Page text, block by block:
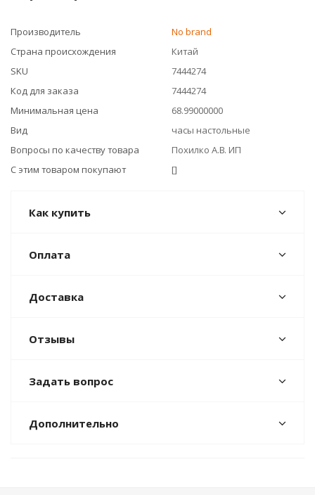
Производитель
No brand
Страна происхождения
Китай
SKU
7444274
Код для заказа
7444274
Минимальная цена
68.99000000
Вид
часы настольные
Вопросы по качеству товара
Похилко А.В. ИП
С этим товаром покупают
[]
Как купить
Оплата
Доставка
Отзывы
Задать вопрос
Дополнительно